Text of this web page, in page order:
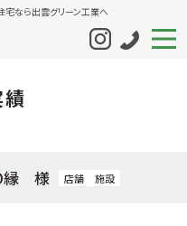
宅なら出雲グリーン工業へ
縁 様 店舗 施設